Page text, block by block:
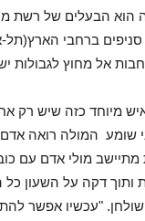
הפרטי בני רבה הוא הבעלים
והמצליחה ביותר בישראל שרק הולכת ומתרחבת
אל מחוץ לגבולות
מיוחד כזה שיש רק
המולה רואה אדם
מולי אדם עם
ותוך דקה על השעון
"עכשיו אפשר